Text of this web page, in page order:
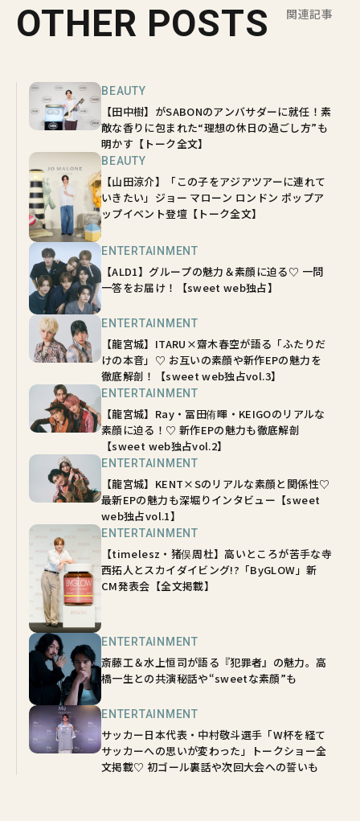
OTHER POSTS 関連記事
BEAUTY
【田中樹】がSABONのアンバサダーに就任！素
敵な香りに包まれた“理想の休日の過ごし方”も
明かす【トーク全文】
BEAUTY
【山田涼介】「この子をアジアツアーに連れて
いきたい」ジョー マローン ロンドン ポップア
ップイベント登壇【トーク全文】
ENTERTAINMENT
【ALD1】グループの魅力＆素顔に迫る♡ 一問
一答をお届け！【sweet web独占】
ENTERTAINMENT
【龍宮城】ITARU×齋木春空が語る「ふたりだ
けの本音」♡ お互いの素顔や新作EPの魅力を
徹底解剖！【sweet web独占vol.3】
ENTERTAINMENT
【龍宮城】Ray・冨田侑暉・KEIGOのリアルな
素顔に迫る！♡ 新作EPの魅力も徹底解剖
【sweet web独占vol.2】
ENTERTAINMENT
【龍宮城】KENT×Sのリアルな素顔と関係性♡
最新EPの魅力も深堀りインタビュー【sweet
web独占vol.1】
ENTERTAINMENT
【timelesz・猪俣周杜】高いところが苦手な寺
西拓人とスカイダイビング!?「ByGLOW」新
CM発表会【全文掲載】
ENTERTAINMENT
斎藤工＆水上恒司が語る『犯罪者』の魅力。高
橋一生との共演秘話や“sweetな素顔”も
ENTERTAINMENT
サッカー日本代表・中村敬斗選手「W杯を経て
サッカーへの思いが変わった」トークショー全
文掲載♡ 初ゴール裏話や次回大会への誓いも